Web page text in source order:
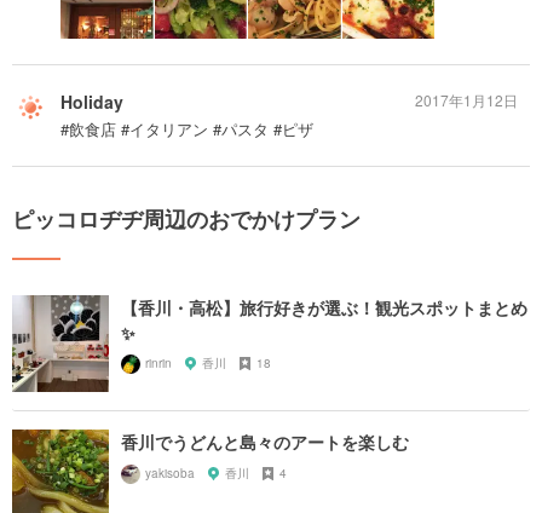
Holiday
#飲食店 #イタリアン #パスタ #ピザ
2017年1月12日
ピッコロヂヂ周辺のおでかけプラン
【香川・高松】旅行好きが選ぶ！観光スポットまとめ
✨
rinrin 香川 18
香川でうどんと島々のアートを楽しむ
yakisoba 香川 4